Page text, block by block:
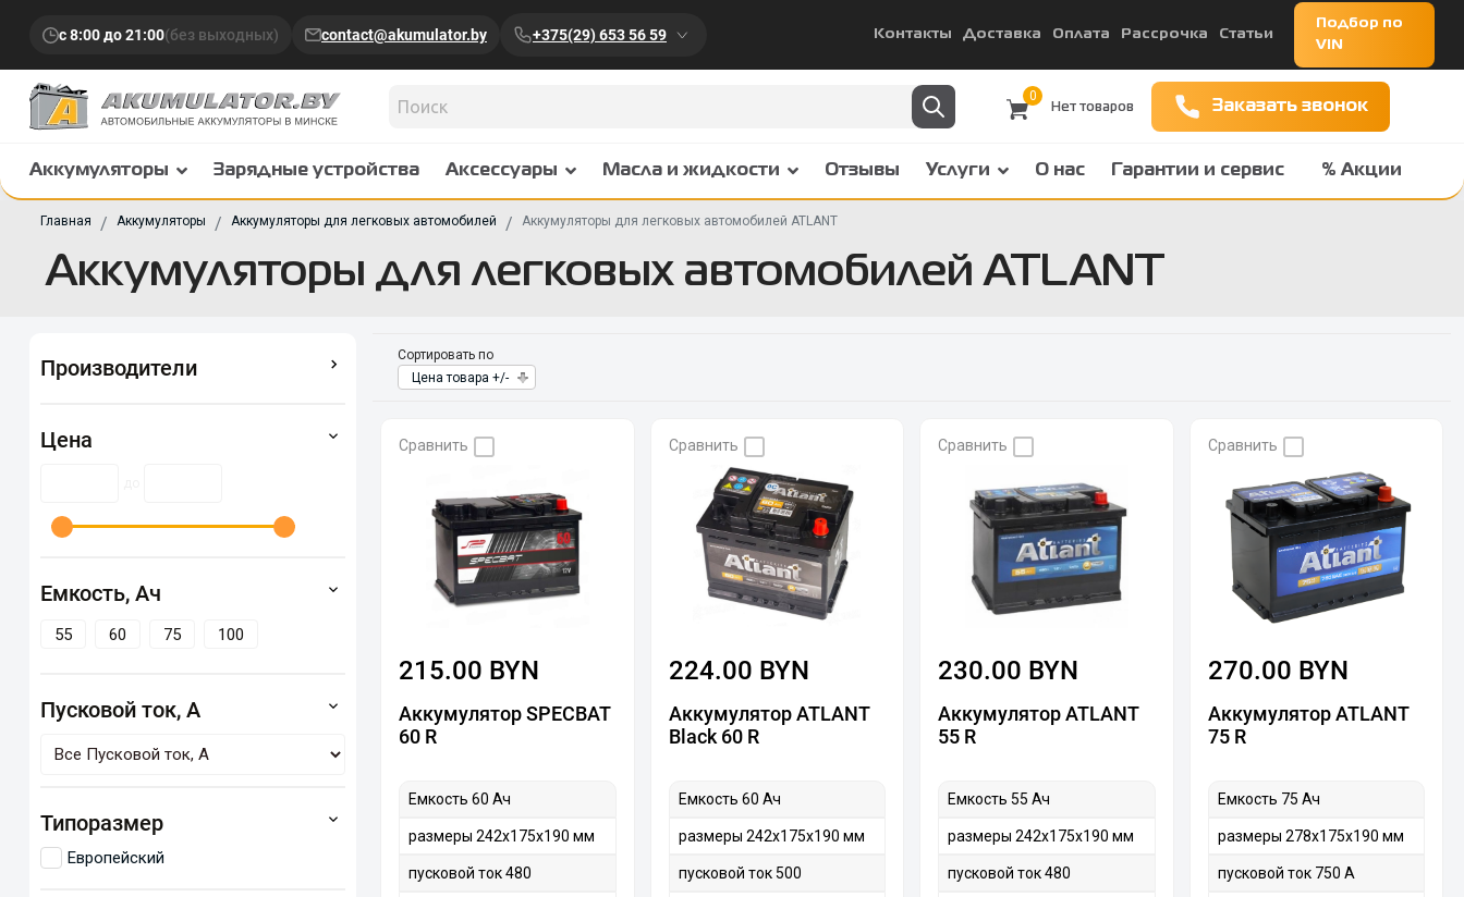
с 8:00 до 21:00(без выходных) contact@akumulator.by +375(29) 653 56 59 Контакты Доставка Оплата Рассрочка Статьи
Подбор по
VIN
0
Заказать звонок
Аккумуляторы Зарядные устройства Аксессуары Масла и жидкости Отзывы Услуги О нас Гарантии и сервис % Акции
Главная Аккумуляторы Аккумуляторы для легковых автомобилей Аккумуляторы для легковых автомобилей ATLANT
Аккумуляторы для легковых автомобилей ATLANT
Производители
Цена
Емкость, Ач
55 60 75 100
Пусковой ток, А
Типоразмер
Европейский
Сортировать по
Цена товара +/-
Сравнить
215.00 BYN
Аккумулятор SPECBAT
60 R
Емкость 60 Ач
размеры 242х175х190 мм
пусковой ток 480
Сравнить
224.00 BYN
Аккумулятор ATLANT
Black 60 R
Емкость 60 Ач
размеры 242х175х190 мм
пусковой ток 500
Сравнить
230.00 BYN
Аккумулятор ATLANT
55 R
Емкость 55 Ач
размеры 242х175х190 мм
пусковой ток 480
Сравнить
270.00 BYN
Аккумулятор ATLANT
75 R
Емкость 75 Ач
размеры 278х175х190 мм
пусковой ток 750 А